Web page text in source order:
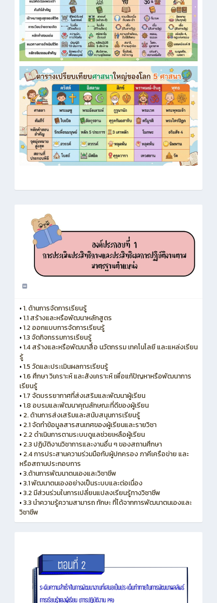
•1. ด้านการจัดการเรียนรู้
•1.1 สร้างและหรือพัฒนาหลักสูตร
•1.2 ออกแบบการจัดการเรียนรู้
•1.3 จัดกิจกรรมการเรียนรู้
•1.4 สร้างและหรือพัฒนาสื่อ นวัตกรรม เทคโนโลยี และแหล่งเรียน
รู้
•1.5 วัดและประเมินผลการเรียนรู้
•1.6 ศึกษา วิเคราะห์ และสังเคราะห์ เพื่อแก้ปัญหาหรือพัฒนาการ
เรียนรู้
•1.7 จัดบรรยากาศที่ส่งเสริมและพัฒนาผู้เรียน
•1.8 อบรมและพัฒนาคุณลักษณะที่ดีของผู้เรียน
• 2. ด้านการส่งเสริมและสนับสนุนการเรียนรู้
• 2.1 จัดทำข้อมูลสารสนเทศของผู้เรียนและรายวิชา
• 2.2 ดำเนินการตามระบบดูแลช่วยเหลือผู้เรียน
• 2.3 ปฏิบัติงานวิชาการและงานอื่น ๆ ของสถานศึกษา
• 2.4 การประสานความร่วมมือกับผู้ปกครอง ภาคีเครือข่าย และ
หรือสถานประกอบการ
•3.ด้านการพัฒนาตนเองและวิชาชีพ
•3.1 พัฒนาตนเองอย่างเป็นระบบและต่อเนื่อง
•3.2 มีส่วนร่วมในการเปลี่ยนแปลงเรียนรู้ทางวิชาชีพ
•3.3 นำความรู้ความสามารถ ทักษะ ที่ได้จากการพัฒนาตนเองและ
วิชาชีพ